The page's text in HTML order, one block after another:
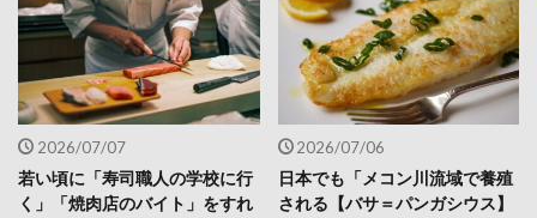
2026/07/07
若い頃に「寿司職人の学校に行
く」「焼肉店のバイト」をすれ
2026/07/06
日本でも「メコン川流域で養殖
される【バサ＝パンガシウス】